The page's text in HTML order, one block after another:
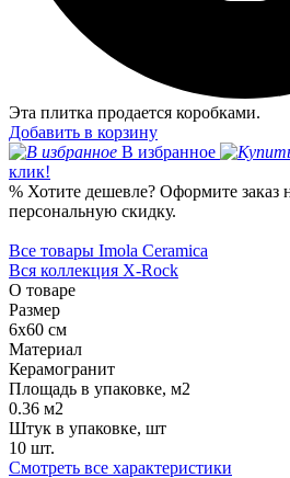
Эта плитка продается коробками.
Добавить в корзину
В избранное
клик!
% Хотите дешевле? Оформите заказ
персональную скидку.
Все товары Imola Ceramica
Вся коллекция X-Rock
О товаре
Размер
6x60 см
Материал
Керамогранит
Площадь в упаковке, м2
0.36 м2
Штук в упаковке, шт
10 шт.
Смотреть все характеристики